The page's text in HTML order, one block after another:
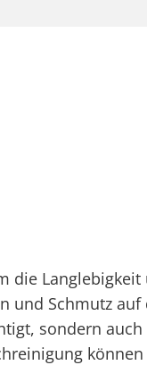
die Langlebigkeit
und Schmutz auf
sondern